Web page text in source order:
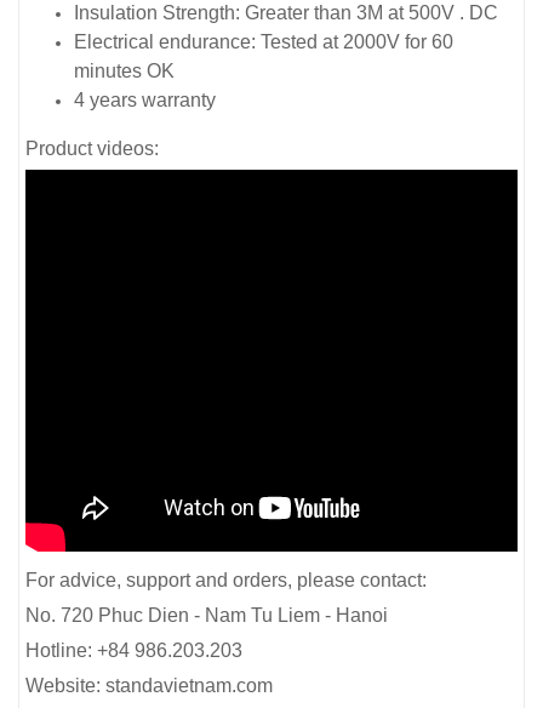
Insulation Strength: Greater than 3M at 500V . DC
Electrical endurance: Tested at 2000V for 60
minutes OK
4 years warranty
Product videos:
For advice, support and orders, please contact:
No. 720 Phuc Dien - Nam Tu Liem - Hanoi
Hotline: +84 986.203.203
Website: standavietnam.com